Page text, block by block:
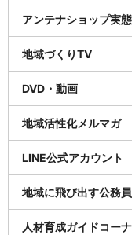
アンテナショップ実
地域づくりTV
DVD・動画
地域活性化メルマガ
LINE公式アカウント
地域に飛び出す公務
人材育成ガイドコー